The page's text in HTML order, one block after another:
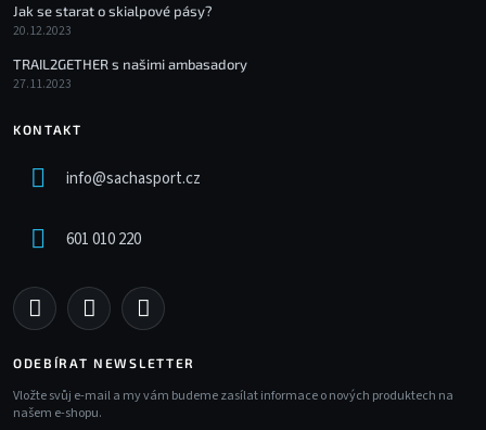
Jak se starat o skialpové pásy?
20.12.2023
TRAIL2GETHER s našimi ambasadory
27.11.2023
KONTAKT
info@sachasport.cz
601 010 220
ODEBÍRAT NEWSLETTER
Vložte svůj e-mail a my vám budeme zasílat informace o nových produktech na
našem e-shopu.